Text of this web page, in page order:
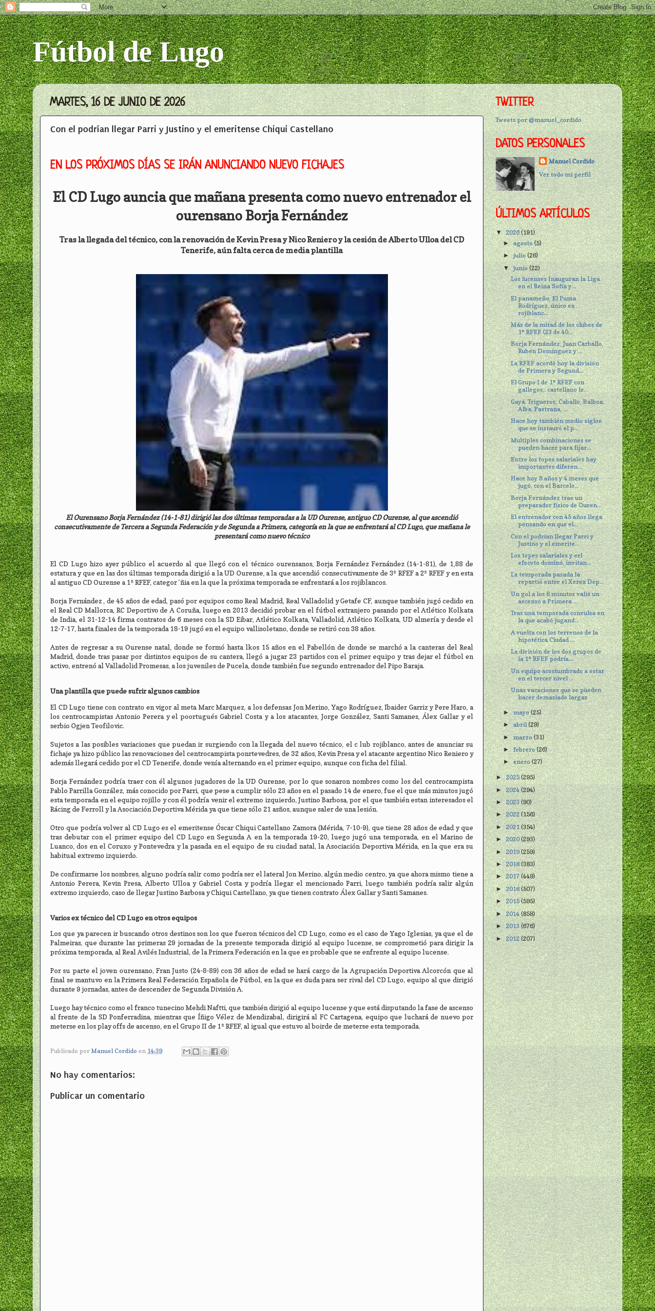
Fútbol de Lugo
MARTES, 16 DE JUNIO DE 2026
Con el podrían llegar Parri y Justino y el emeritense Chiqui Castellano
EN LOS PRÓXIMOS DÍAS SE IRÁN ANUNCIANDO NUEVO FICHAJES
El CD Lugo auncia que mañana presenta como nuevo entrenador el
ourensano Borja Fernández
Tras la llegada del técnico, con la renovación de Kevin Presa y Nico Reniero y la cesión de Alberto Ulloa del CD
Tenerife, aún falta cerca de media plantilla
El Ourensano Borja Fernández (14-1-81) dirigió las dos últimas temporadas a la UD Ourense, antiguo CD Ourense, al que ascendió
consecutivamente de Tercera a Segunda Federación y de Segunda a Primera, categoría en la que se enfrentará al CD Lugo, que mañana le
presentará como nuevo técnico
El CD Lugo hizo ayer público el acuerdo al que llegó con el técnico ourensanos, Borja Fernández Fernández (14-1-81), de 1,88 de
estatura y que en las dos últimas temporada dirigió a la UD Ourense, a la que ascendió consecutivamente de 3ª RFEF a 2ª RFEF y en esta
al antiguo CD Ourense a 1ª RFEF, categor´ñia en la que la próxima temporada se enfrentará a los rojiblancos.
Borja Fernández , de 45 años de edad, pasó por equipos como Real Madrid, Real Valladolid y Getafe CF, aunque también jugó cedido en
el Real CD Mallorca, RC Deportivo de A Coruña, luego en 2013 decidió probar en el fútbol extranjero pasando por el Atlético Kolkata
de India, el 31-12-14 firma contratos de 6 meses con la SD Eibar, Atlético Kolkata, Valladolid, Atlético Kolkata, UD almería y desde el
12-7-17, hasta finales de la temporada 18-19 jugó en el equipo vallisoletano, donde se retiró con 38 años.
Antes de regresar a su Ourense natal, donde se formó hasta lkos 15 años en el Pabellón de donde se marchó a la canteras del Real
Madrid, donde tras pasar por distintos equipos de su cantera, llegó a jugar 23 partidos con el primer equipo y tras dejar el fútbol en
activo, entrenó al Valladolid Promesas, a los juveniles de Pucela, donde también fue segundo entrenador del Pipo Baraja.
Una plantilla que puede sufrir algunos cambios
El CD Lugo tiene con contrato en vigor al meta Marc Marquez, a los defensas Jon Merino, Yago Rodríguez, Ibaider Garriz y Pere Haro, a
los centrocampistas Antonio Perera y el poortugués Gabriel Costa y a los atacantes, Jorge González, Santi Samanes, Álex Gallar y el
serbio Ogjen Teofilovic.
Sujetos a las posibles variaciones que puedan ir surgiendo con la llegada del nuevo técnico, el c lub rojiblanco, antes de anunciar su
fichaje ya hizo público las renovaciones del centrocampista ponrtevedres, de 32 años, Kevin Presa y el atacante argentino Nico Reniero y
además llegará cedido por el CD Tenerife, donde venía alternando en el primer equipo, aunque con ficha del filial.
Borja Fernández podría traer con él algunos jugadores de la UD Ourense, por lo que sonaron nombres como los del centrocampista
Pablo Parrilla González, más conocido por Parri, que pese a cumplir sólo 23 años en el pasado 14 de enero, fue el que más minutos jugó
esta temporada en el equipo rojillo y con él podría venir el extremo izquierdo, Justino Barbosa, por el que también estan interesados el
Rácing de Ferroll y la Asociación Deportiva Mérida ya que tiene sólo 21 asños, aunque saler de una lesión.
Otro que podría volver al CD Lugo es el emeritense Óscar Chiqui Castellano Zamora (Mérida, 7-10-9), que tiene 28 años de edad y que
tras debutar con el primer equipo del CD Lugo en Segunda A en la temporada 19-20, luego jugó una temporada, en el Marino de
Luanco, dos en el Coruxo y Pontevedra y la pasada en el equipo de su ciudad natal, la Asociación Deportiva Mérida, en la que era su
habitual extremo izquierdo.
De confirmarse los nombres, alguno podría salir como podría ser el lateral Jon Merino, algún medio centro, ya que ahora mismo tiene a
Antonio Perera, Kevin Presa, Alberto Ulloa y Gabriel Costa y podría llegar el mencionado Parri, luego también podría salir algún
extremo izquierdo, caso de llegar Justino Barbosa y Chiqui Castellano, ya que tienen contrato Álex Gallar y Santi Samanes.
Varios ex técnico del CD Lugo en otros equipos
Los que ya parecen ir buscando otros destinos son los que fueron técnicos del CD Lugo, como es el caso de Yago Iglesias, ya que el de
Palmeiras, que durante las primeras 29 jornadas de la presente temporada dirigió al equipo lucense, se comprometió para dirigir la
próxima temporada, al Real Avilés Industrial, de la Primera Federación en la que es probable que se enfrente al equipo lucense.
Por su parte el joven ourensano, Fran Justo (24-8-89) con 36 años de edad se hará cargo de la Agrupación Deportiva Alcorcón que al
final se mantuvo en la Primera Real Federación Española de Fútbol, en la que es duda para ser rival del CD Lugo, equipo al que dirigió
durante 9 jornadas, antes de descender de Segunda División A.
Luego hay técnico como el franco tunecino Mehdi Naftti, que también dirigió al equipo lucense y que está disputando la fase de ascenso
al frente de la SD Ponferradina, mientras que Íñigo Vélez de Mendizabal, dirigirá al FC Cartagena, equipo que luchará de nuevo por
meterse en los play offs de ascenso, en el Grupo II de 1ª RFEF, al igual que estuvo al boirde de meterse esta temporada.
Publicado por Manuel Cordido en 14:39
No hay comentarios:
Publicar un comentario
TWITTER
Tweets por @manuel_cordido
DATOS PERSONALES
Manuel Cordido
Ver todo mi perfil
ÚLTIMOS ARTÍCULOS
▼2026(191)
►agosto(5)
►julio(26)
▼junio(22)
Los lucenses Inauguran la Liga
en el Reina Sofía y...
El panameño, El Puma
Rodríguez, único ex
rojiblanc...
Más de la mitad de los clubes de
1ª RFEF (23 de 40...
Borja Fernández, Juan Carballo,
Rubén Domínguez y ...
La RFEF acordó hoy la división
de Primera y Segund...
El Grupo I de 1ª RFEF con
gallegos,. castellano le...
Gayá. Trigueros, Caballo, Balboa,
Alba, Pastrana, ...
Hace hoy también medio sigloe
que se instauró el p...
Multiples combinaciones se
pueden hacer para fijar...
Entre los topes salariales hay
importantes diferen...
Hace hoy 8 años y 4 meses que
jugó, con el Barcelo...
Borja Fernández trae un
preparador físico de Ouren...
El entrenador con 45 años llega
pensando en que el...
Con el podrían llegar Parri y
Justino y el emerite...
Los topes salariales y erl
efecvto dominó, invitan...
La temporada pasada la
repartió entre el Xerex Dep...
Un gol a los 6 minutos valió un
ascenso a Primera ...
Tras una temporada convulsa en
la que acabó jugand...
A vuelta con los terrenos de la
hipotética Ciudad ...
La división de los dos grupos de
la 1ª RFEF podría...
Un equipo acostumbrado a estar
en el tercer nivel ...
Unas vacaciones que se pùeden
hacer demasiado largas
►mayo(25)
►abril(29)
►marzo(31)
►febrero(26)
►enero(27)
►2025(295)
►2024(294)
►2023(90)
►2022(156)
►2021(354)
►2020(293)
►2019(259)
►2018(383)
►2017(449)
►2016(507)
►2015(595)
►2014(858)
►2013(676)
►2012(207)